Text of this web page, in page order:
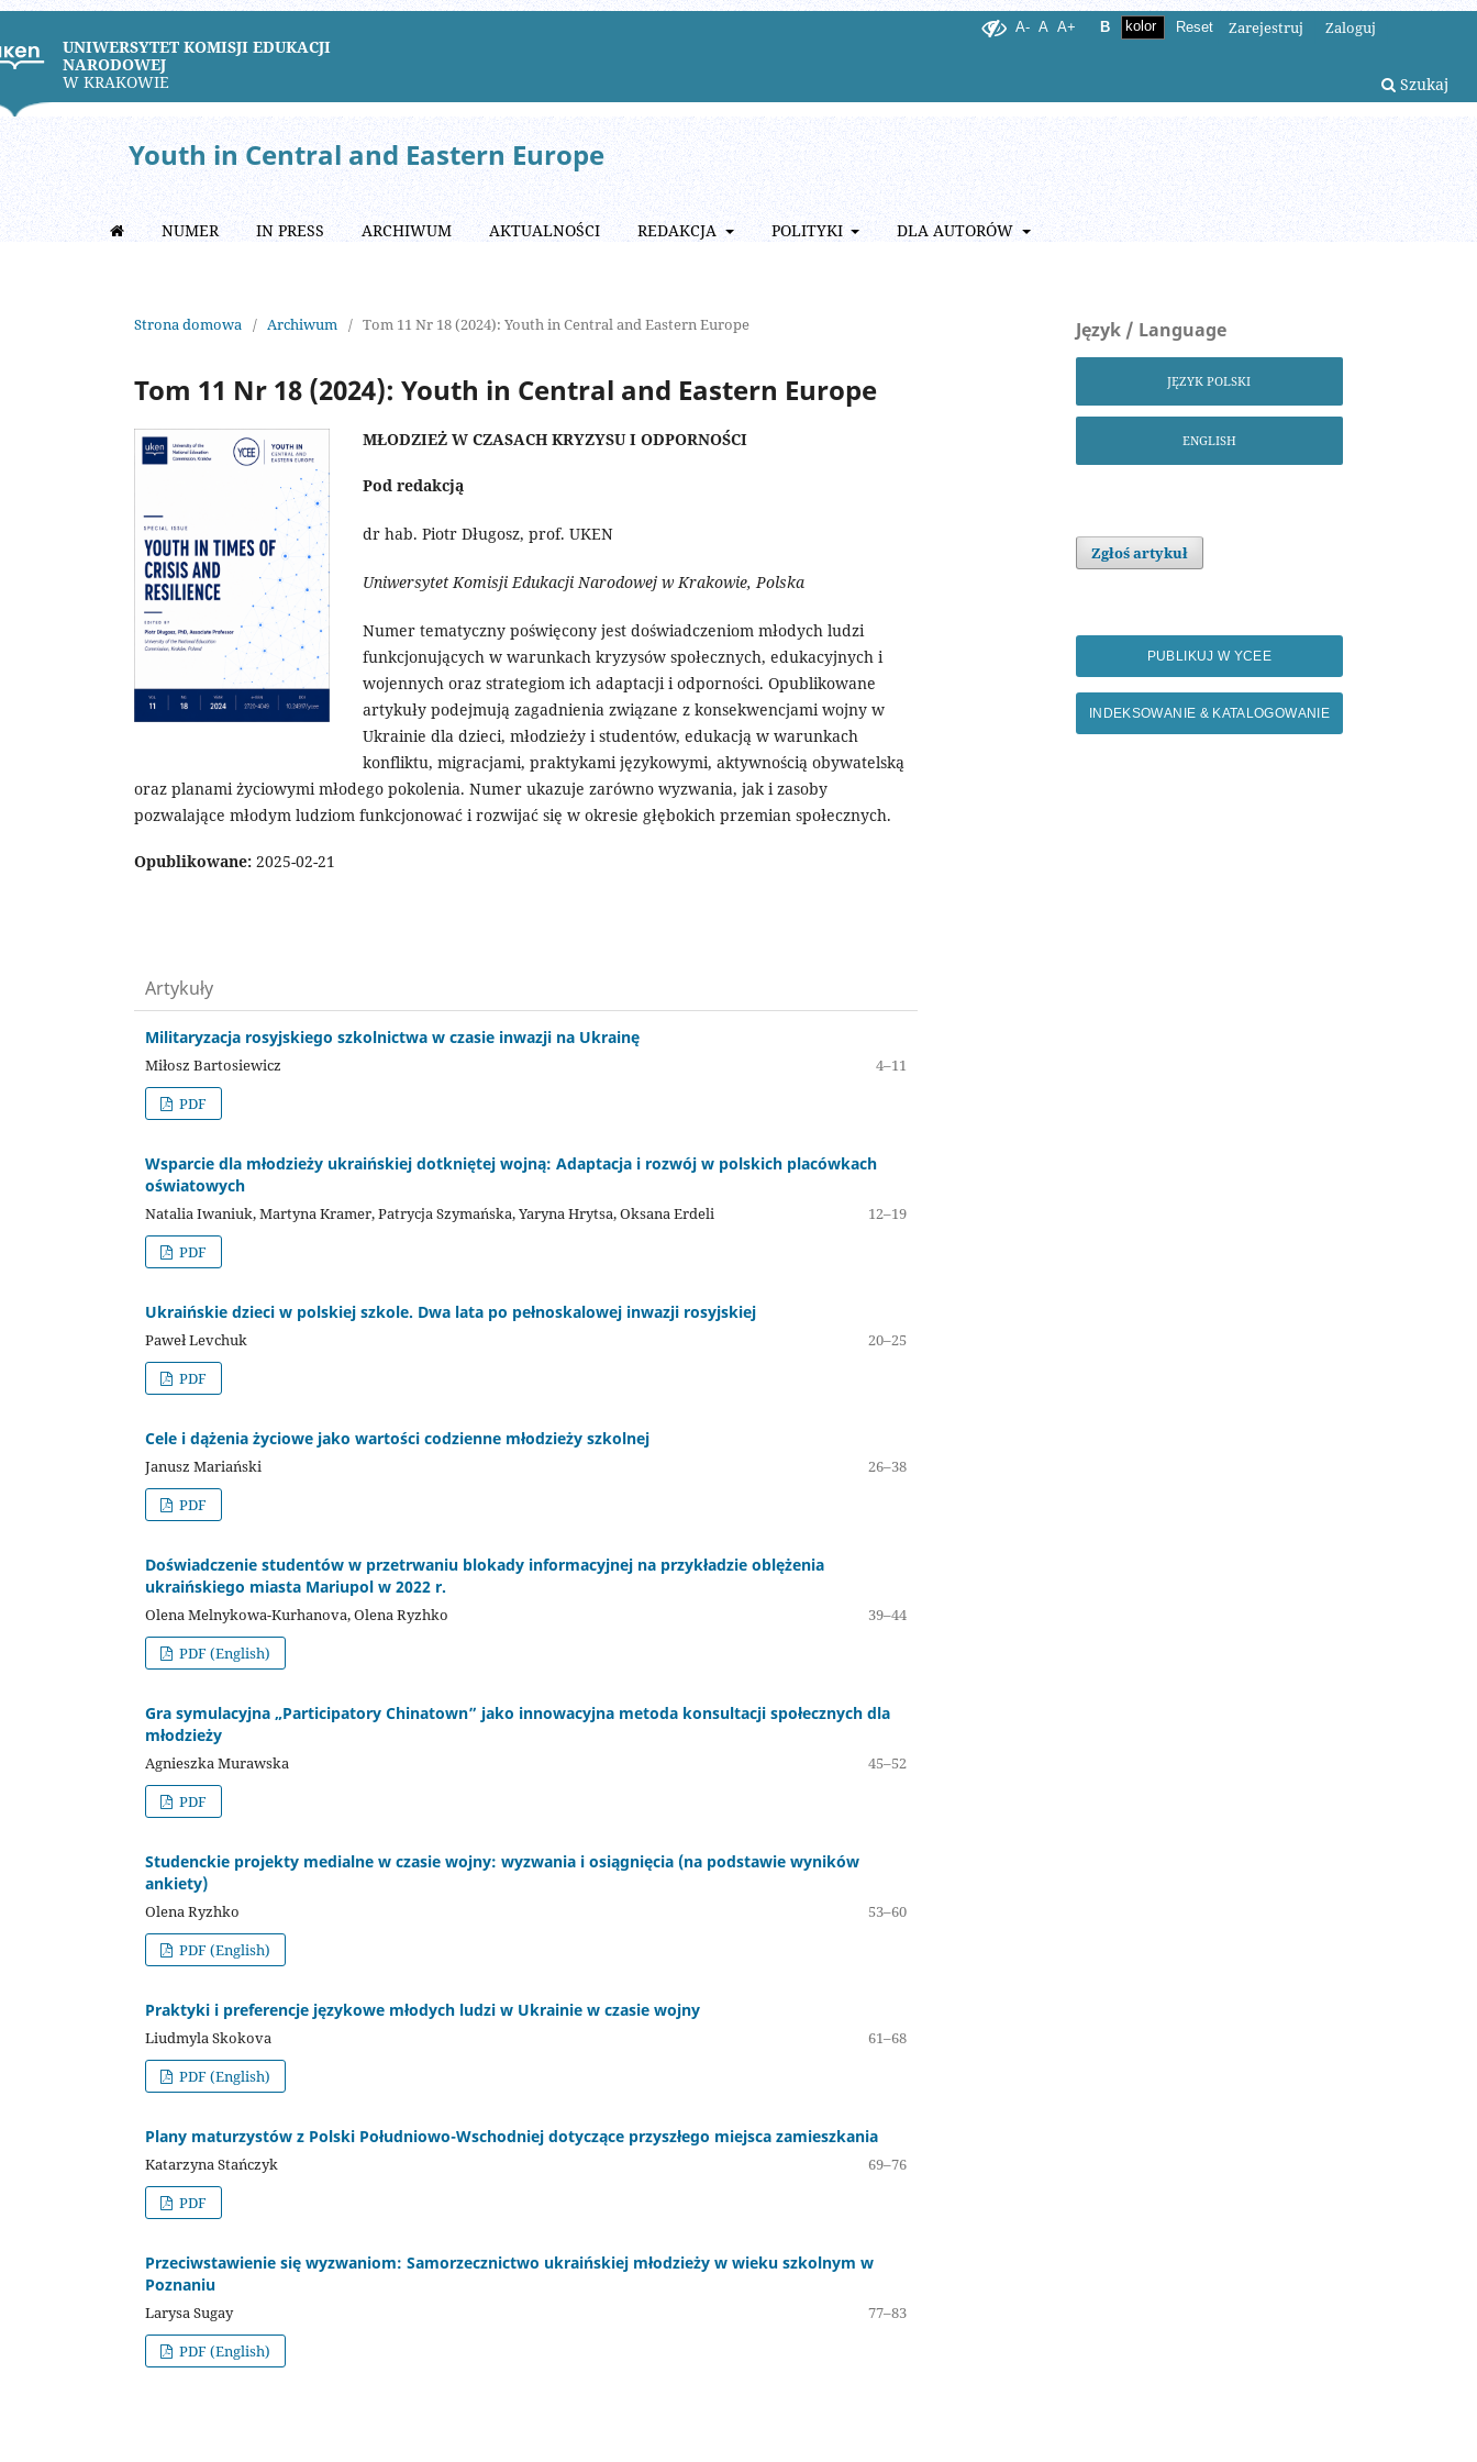
UNIWERSYTET KOMISJI EDUKACJI
NARODOWEJ
W KRAKOWIE
Szukaj
Youth in Central and Eastern Europe
NUMER IN PRESS ARCHIWUM AKTUALNOŚCI REDAKCJA POLITYKI DLA AUTORÓW
A- A A+ B Reset Zarejestruj Zaloguj
Strona domowa / Archiwum / Tom 11 Nr 18 (2024): Youth in Central and Eastern Europe
Tom 11 Nr 18 (2024): Youth in Central and Eastern Europe
MŁODZIEŻ W CZASACH KRYZYSU I ODPORNOŚCI
Pod redakcją
dr hab. Piotr Długosz, prof. UKEN
Uniwersytet Komisji Edukacji Narodowej w Krakowie, Polska
Numer tematyczny poświęcony jest doświadczeniom młodych ludzi
funkcjonujących w warunkach kryzysów społecznych, edukacyjnych i
wojennych oraz strategiom ich adaptacji i odporności. Opublikowane
artykuły podejmują zagadnienia związane z konsekwencjami wojny w
Ukrainie dla dzieci, młodzieży i studentów, edukacją w warunkach
konfliktu, migracjami, praktykami językowymi, aktywnością obywatelską
oraz planami życiowymi młodego pokolenia. Numer ukazuje zarówno wyzwania, jak i zasoby
pozwalające młodym ludziom funkcjonować i rozwijać się w okresie głębokich przemian społecznych.
Opublikowane: 2025-02-21
Artykuły
Militaryzacja rosyjskiego szkolnictwa w czasie inwazji na Ukrainę
Miłosz Bartosiewicz
4–11
PDF
Wsparcie dla młodzieży ukraińskiej dotkniętej wojną: Adaptacja i rozwój w polskich placówkach
oświatowych
Natalia Iwaniuk, Martyna Kramer, Patrycja Szymańska, Yaryna Hrytsa, Oksana Erdeli
12–19
PDF
Ukraińskie dzieci w polskiej szkole. Dwa lata po pełnoskalowej inwazji rosyjskiej
Paweł Levchuk
20–25
PDF
Cele i dążenia życiowe jako wartości codzienne młodzieży szkolnej
Janusz Mariański
26–38
PDF
Doświadczenie studentów w przetrwaniu blokady informacyjnej na przykładzie oblężenia
ukraińskiego miasta Mariupol w 2022 r.
Olena Melnykowa-Kurhanova, Olena Ryzhko
39–44
PDF (English)
Gra symulacyjna „Participatory Chinatown” jako innowacyjna metoda konsultacji społecznych dla
młodzieży
Agnieszka Murawska
45–52
PDF
Studenckie projekty medialne w czasie wojny: wyzwania i osiągnięcia (na podstawie wyników
ankiety)
Olena Ryzhko
53–60
PDF (English)
Praktyki i preferencje językowe młodych ludzi w Ukrainie w czasie wojny
Liudmyla Skokova
61–68
PDF (English)
Plany maturzystów z Polski Południowo-Wschodniej dotyczące przyszłego miejsca zamieszkania
Katarzyna Stańczyk
69–76
PDF
Przeciwstawienie się wyzwaniom: Samorzecznictwo ukraińskiej młodzieży w wieku szkolnym w
Poznaniu
Larysa Sugay
77–83
PDF (English)
Język / Language
JĘZYK POLSKI
ENGLISH
Zgłoś artykuł
PUBLIKUJ W YCEE
INDEKSOWANIE & KATALOGOWANIE